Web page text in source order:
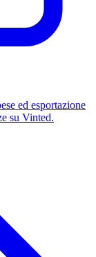
ed esportazione
su Vinted.